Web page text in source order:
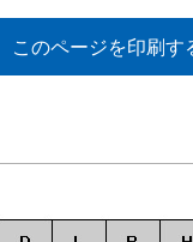
このページを印刷す